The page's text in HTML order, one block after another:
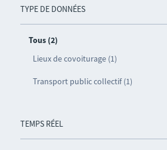
TYPE DE DONNÉES
Tous (2)
Lieux de covoiturage (1)
Transport public collectif (1)
TEMPS RÉEL